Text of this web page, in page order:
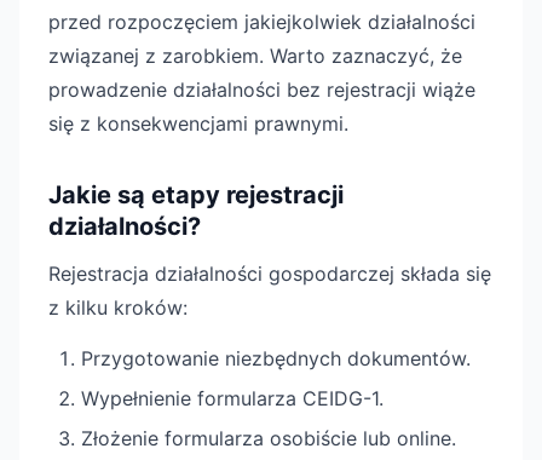
przed rozpoczęciem jakiejkolwiek działalności
związanej z zarobkiem. Warto zaznaczyć, że
prowadzenie działalności bez rejestracji wiąże
się z konsekwencjami prawnymi.
Jakie są etapy rejestracji
działalności?
Rejestracja działalności gospodarczej składa się
z kilku kroków:
Przygotowanie niezbędnych dokumentów.
Wypełnienie formularza CEIDG-1.
Złożenie formularza osobiście lub online.